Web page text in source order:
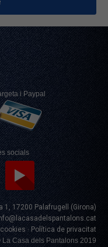
i Paypal
socials
1, 17200 Palafrugell (Girona)
· Política de privacitat
La Casa dels Pantalons 2019